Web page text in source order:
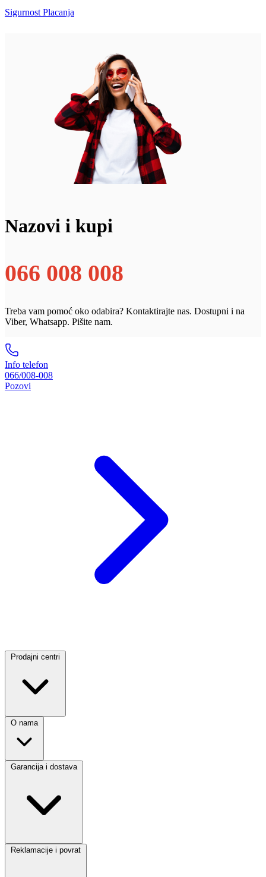
Sigurnost Placanja
Nazovi i kupi
066 008 008
Treba vam pomoć oko odabira? Kontaktirajte nas. Dostupni i na
Viber, Whatsapp. Pišite nam.
Info telefon
066/008-008
Pozovi
Prodajni centri
O nama
Garancija i dostava
Reklamacije i povrat